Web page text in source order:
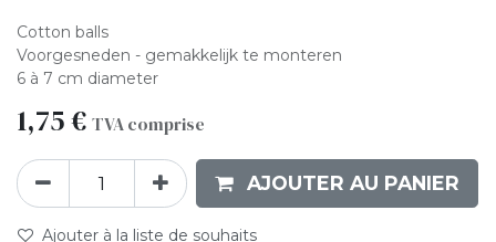
Cotton balls
Voorgesneden - gemakkelijk te monteren
6 à 7 cm diameter
1,75€ TVA comprise
AJOUTER AU PANIER
Ajouter à la liste de souhaits